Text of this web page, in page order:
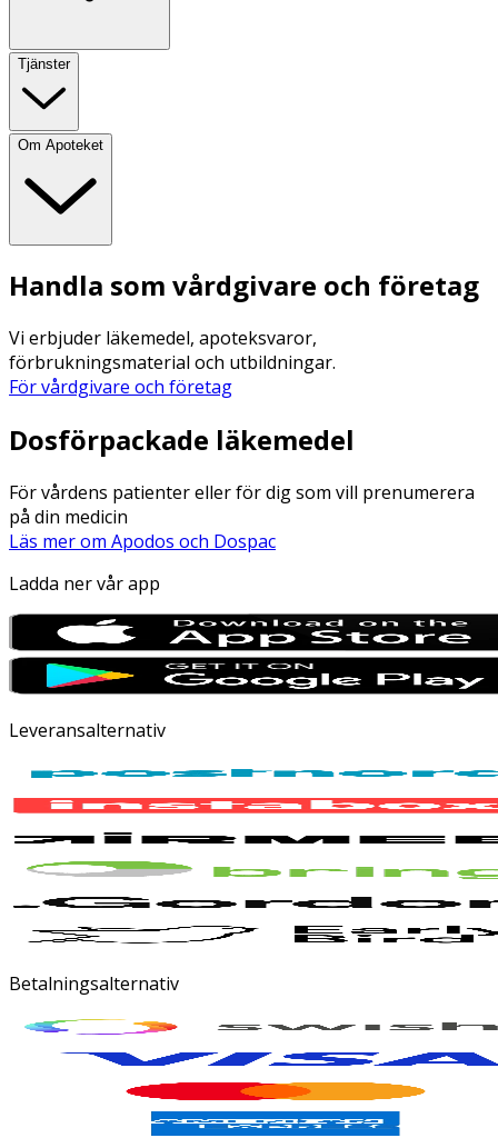
Tjänster
Om Apoteket
Handla som vårdgivare och företag
Vi erbjuder läkemedel, apoteksvaror,
förbrukningsmaterial och utbildningar.
För vårdgivare och företag
Dosförpackade läkemedel
För vårdens patienter eller för dig som vill prenumerera
på din medicin
Läs mer om Apodos och Dospac
Ladda ner vår app
Leveransalternativ
Betalningsalternativ